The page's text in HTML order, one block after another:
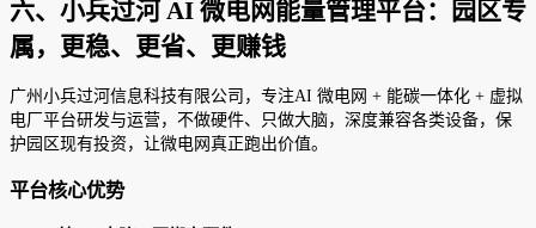
六、小兵过河 AI 微电网能量管理平台：园区专
属，更稳、更省、更赚钱
广州小兵过河信息科技有限公司，专注AI 微电网 + 能碳一体化 + 虚拟
电厂平台研发与运营，不做硬件、只做大脑，深度兼容各类设备，保
护园区现有投资，让微电网真正跑出价值。
平台核心优势